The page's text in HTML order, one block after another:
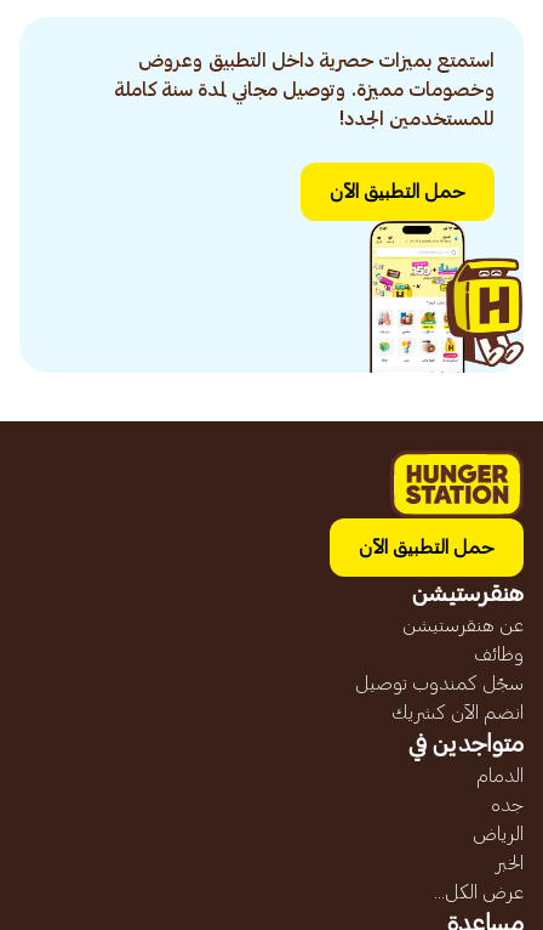
استمتع بميزات حصرية داخل التطبيق وعروض
وخصومات مميزة. وتوصيل مجاني لمدة سنة كاملة
للمستخدمين الجدد!
حمل التطبيق الآن
حمل التطبيق الآن
هنقرستيشن
عن هنقرستيشن
وظائف
سجّل كمندوب توصيل
انضم الآن كشريك
متواجدين في
الدمام
جده
الرياض
الخبر
عرض الكل...
مساعدة